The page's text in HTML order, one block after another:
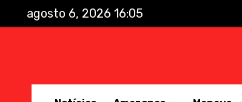
agosto 6, 2026 16:05